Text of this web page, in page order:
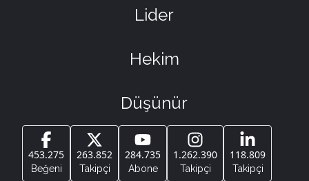
Lider
Hekim
Düşünür
453.275
Beğeni
263.852
Takipçi
284.735
Abone
1.262.390
Takipçi
118.809
Takipçi